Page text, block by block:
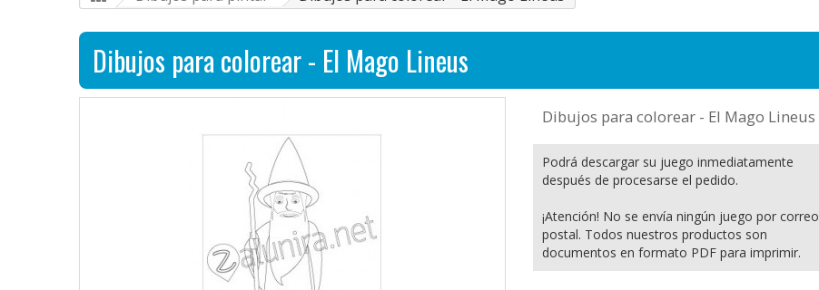
Dibujos para colorear - El Mago Lineus
Dibujos para colorear - El Mago Lineus
Podrá descargar su juego inmediatamente
después de procesarse el pedido.
¡Atención! No se envía ningún juego por correo
postal. Todos nuestros productos son
documentos en formato PDF para imprimir.